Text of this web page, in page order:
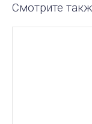
Смотрите